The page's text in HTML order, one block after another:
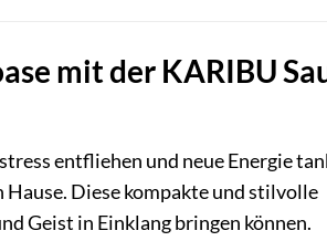
mit der KARIBU
entfliehen und neue Energie
Hause. Diese kompakte und stilvolle
Geist in Einklang bringen können.